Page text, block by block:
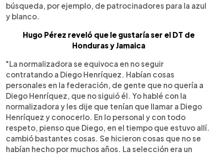
búsqueda, por ejemplo, de patrocinadores para la azul
y blanco.
Hugo Pérez reveló que le gustaría ser el DT de
Honduras y Jamaica
"La normalizadora se equivoca en no seguir
contratando a Diego Henríquez. Habían cosas
personales en la federación, de gente que no quería a
Diego Henríquez, que no siguió él. Yo hablé con la
normalizadora y les dije que tenían que llamar a Diego
Henríquez y conocerlo. En lo personal y con todo
respeto, pienso que Diego, en el tiempo que estuvo allí.
cambió bastantes cosas. Se hicieron cosas que no se
habían hecho por muchos años. La selección era un